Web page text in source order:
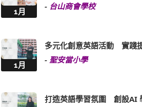
1月
- 台山商會學校
1月
多元化創意英語活動 實踐
- 聖安當小學
打造英語學習氛圍 創設AI